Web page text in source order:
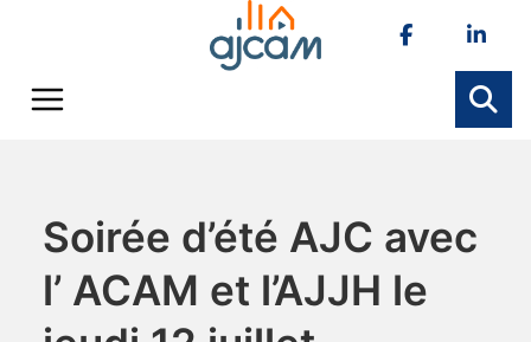
Soirée d’été AJC avec
l’ ACAM et l’AJJH le